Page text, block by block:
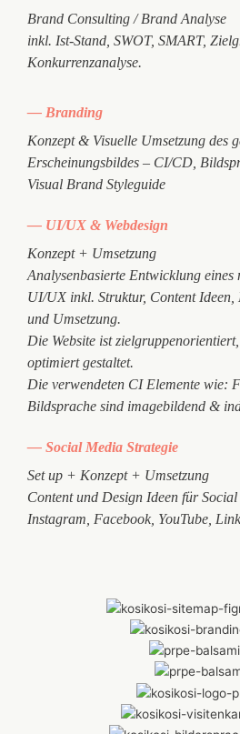
Brand Consulting / Brand Analyse
inkl. Ist-Stand, SWOT, SMART,
Konkurrenzanalyse.
— Branding
Konzept & Visuelle Umsetzung des
Erscheinungsbildes – CI/CD,
Visual Brand Styleguide
— UI/UX & Webdesign
Konzept + Umsetzung
Analysenbasierte Entwicklung eines
UI/UX inkl. Struktur, Content Ideen,
und Umsetzung.
Die Website ist
optimiert gestaltet.
Die verwendeten CI Elemente wie:
Bildsprache sind imagebildend &
— Social Media Strategie
Set up + Konzept + Umsetzung
Content und Design Ideen für
Instagram, Facebook, YouTube,